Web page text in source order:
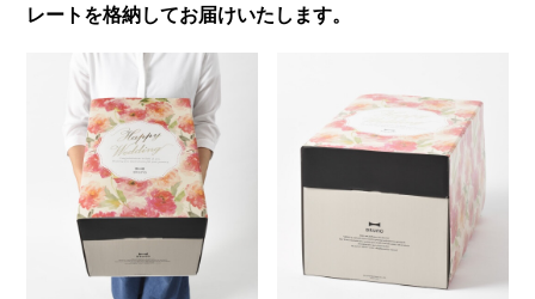
レートを格納してお届けいたします。